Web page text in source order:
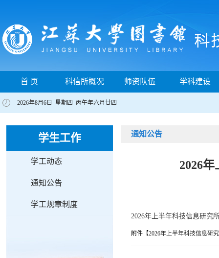
首 页 科信所概况 师资队伍 学科建设
2026年8月6日 星期四 丙午年六月廿四
学生工作
学工动态
通知公告
学工规章制度
通知公告
2026
2026年上半年科技信息研究
附件【2026年上半年科技信息研